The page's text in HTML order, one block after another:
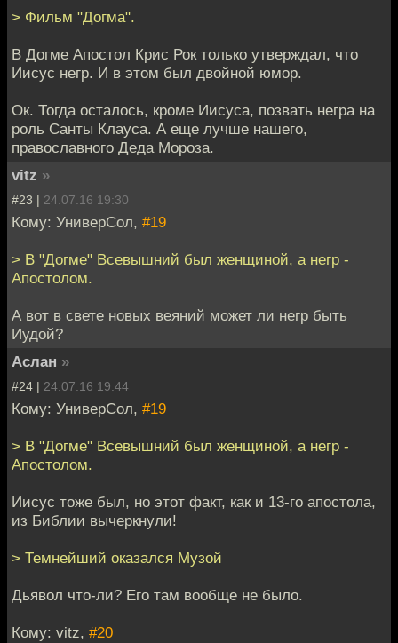
> Фильм "Догма".
В Догме Апостол Крис Рок только утверждал, что
Иисус негр. И в этом был двойной юмор.
Ок. Тогда осталось, кроме Иисуса, позвать негра на
роль Санты Клауса. А еще лучше нашего,
православного Деда Мороза.
vitz »
#23 | 24.07.16 19:30
Кому: УниверСол, #19
> В "Догме" Всевышний был женщиной, а негр -
Апостолом.
А вот в свете новых веяний может ли негр быть
Иудой?
Аслан »
#24 | 24.07.16 19:44
Кому: УниверСол, #19
> В "Догме" Всевышний был женщиной, а негр -
Апостолом.
Иисус тоже был, но этот факт, как и 13-го апостола,
из Библии вычеркнули!
> Темнейший оказался Музой
Дьявол что-ли? Его там вообще не было.
Кому: vitz, #20